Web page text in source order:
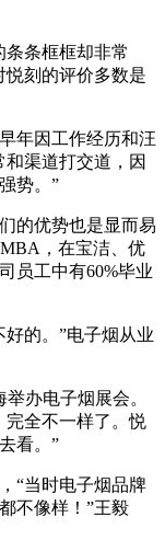
条框框却非常
悦刻的评价多数是
年因工作经历和汪
渠道打交道，因
势。”
的优势也是显而易
，在宝洁、优
员工中有60%毕业
的。”电子烟从业
办电子烟展会。
完全不一样了。悦
看。”
“当时电子烟品牌
不像样！”王毅